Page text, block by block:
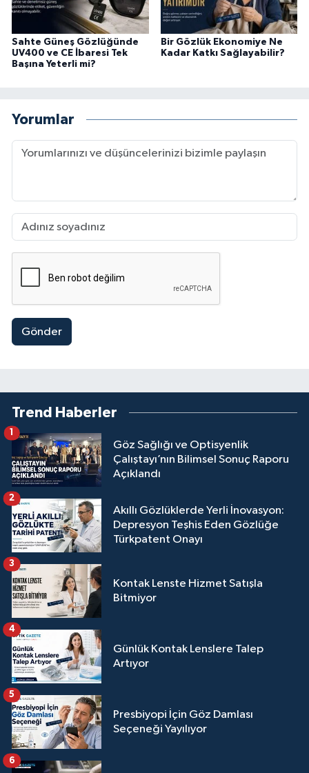
Sahte Güneş Gözlüğünde
UV400 ve CE İbaresi Tek
Başına Yeterli mi?
Bir Gözlük Ekonomiye Ne
Kadar Katkı Sağlayabilir?
Yorumlar
Gönder
Trend Haberler
Göz Sağlığı ve Optisyenlik
Çalıştayı’nın Bilimsel Sonuç Raporu
Açıklandı
1
Akıllı Gözlüklerde Yerli İnovasyon:
Depresyon Teşhis Eden Gözlüğe
Türkpatent Onayı
2
Kontak Lenste Hizmet Satışla
Bitmiyor
3
Günlük Kontak Lenslere Talep
Artıyor
4
Presbiyopi İçin Göz Damlası
Seçeneği Yayılıyor
5
6